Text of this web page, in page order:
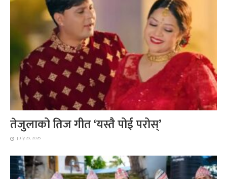
तेजुलाको तिज गीत ‘यस्तै पोई परोस्’
July 29, 2026